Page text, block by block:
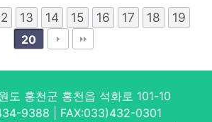
13 14 15 16 17 18 19
20
도 홍천군 홍천읍 석화로 101-10
9388 | FAX:033)432-0301